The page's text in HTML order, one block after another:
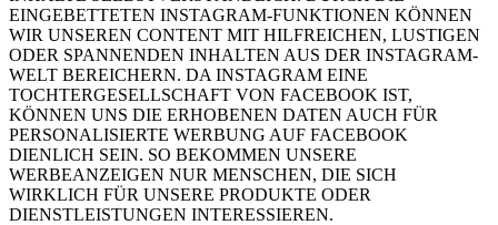
EINGEBETTETEN INSTAGRAM-FUNKTIONEN KÖNNEN
WIR UNSEREN CONTENT MIT HILFREICHEN, LUSTIGEN
ODER SPANNENDEN INHALTEN AUS DER INSTAGRAM-
WELT BEREICHERN. DA INSTAGRAM EINE
TOCHTERGESELLSCHAFT VON FACEBOOK IST,
KÖNNEN UNS DIE ERHOBENEN DATEN AUCH FÜR
PERSONALISIERTE WERBUNG AUF FACEBOOK
DIENLICH SEIN. SO BEKOMMEN UNSERE
WERBEANZEIGEN NUR MENSCHEN, DIE SICH
WIRKLICH FÜR UNSERE PRODUKTE ODER
DIENSTLEISTUNGEN INTERESSIEREN.